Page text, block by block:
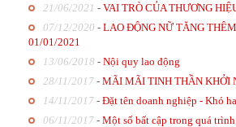
21/06/2021 - VAI TRÒ CỦA THƯƠNG
07/12/2020 - LAO ĐỘNG NỮ TĂNG
01/01/2021
13/06/2018 - Nội quy lao động
28/11/2017 - MÃI MÃI TINH THẦN KHỞI
14/11/2017 - Đặt tên doanh nghiệp - Khó
06/11/2017 - Một số bất cập trong quá